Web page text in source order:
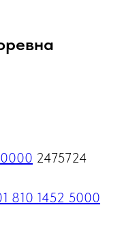
2475724
810 1452 5000